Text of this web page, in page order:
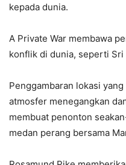
kepada dunia.
A Private War membawa
konflik di dunia, seperti Sri
Penggambaran lokasi
atmosfer menegangkan
membuat penonton
medan perang bersama